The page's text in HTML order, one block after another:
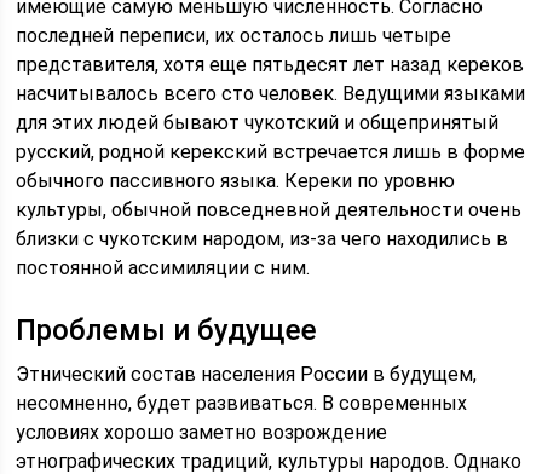
имеющие самую меньшую численность. Согласно
последней переписи, их осталось лишь четыре
представителя, хотя еще пятьдесят лет назад кереков
насчитывалось всего сто человек. Ведущими языками
для этих людей бывают чукотский и общепринятый
русский, родной керекский встречается лишь в форме
обычного пассивного языка. Кереки по уровню
культуры, обычной повседневной деятельности очень
близки с чукотским народом, из-за чего находились в
постоянной ассимиляции с ним.
Проблемы и будущее
Этнический состав населения России в будущем,
несомненно, будет развиваться. В современных
условиях хорошо заметно возрождение
этнографических традиций, культуры народов. Однако